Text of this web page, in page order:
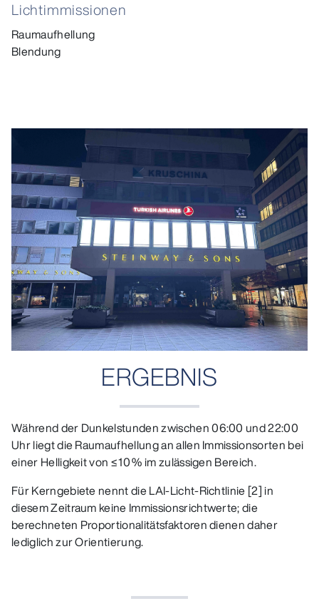
Lichtimmissionen
Raumaufhellung
Blendung
ERGEBNIS
Während der Dunkelstunden zwischen 06:00 und 22:00
Uhr liegt die Raumaufhellung an allen Immissionsorten bei
einer Helligkeit von ≤ 10 % im zulässigen Bereich.
Für Kerngebiete nennt die LAI‑Licht‑Richtlinie [2] in
diesem Zeitraum keine Immissionsrichtwerte; die
berechneten Proportionalitätsfaktoren dienen daher
lediglich zur Orientierung.